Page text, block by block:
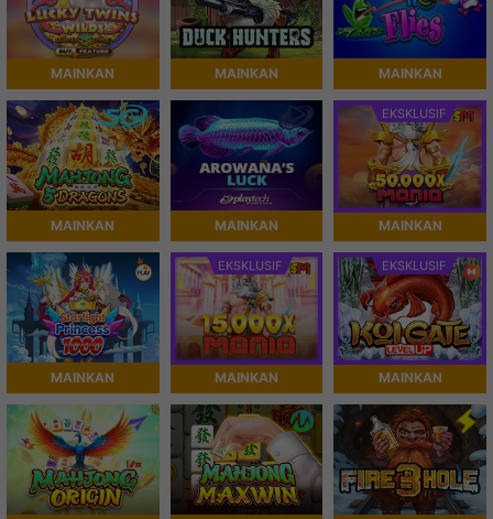
MAINKAN MAINKAN MAINKAN
MAINKAN MAINKAN
EKSKLUSIF
MAINKAN
MAINKAN
EKSKLUSIF
MAINKAN
EKSKLUSIF
MAINKAN